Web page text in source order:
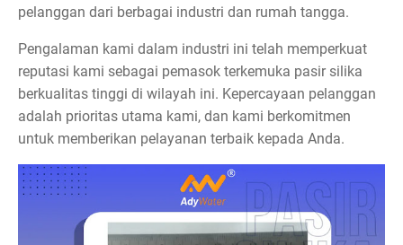
pelanggan dari berbagai industri dan rumah tangga.
Pengalaman kami dalam industri ini telah memperkuat
reputasi kami sebagai pemasok terkemuka pasir silika
berkualitas tinggi di wilayah ini. Kepercayaan pelanggan
adalah prioritas utama kami, dan kami berkomitmen
untuk memberikan pelayanan terbaik kepada Anda.